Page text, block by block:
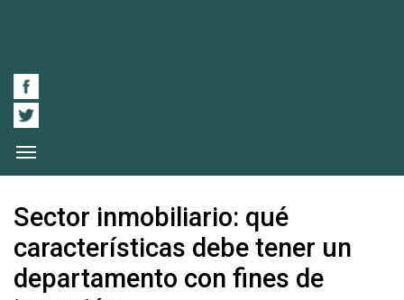
Sector inmobiliario: qué
características debe tener un
departamento con fines de